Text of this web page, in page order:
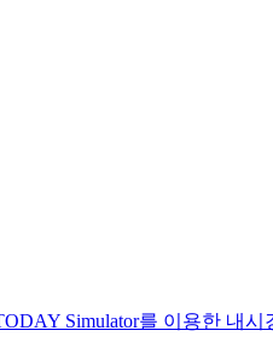
Simulator를 이용한 내시